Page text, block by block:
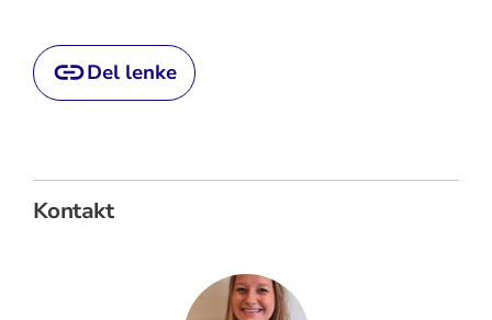
Del lenke
Kontakt